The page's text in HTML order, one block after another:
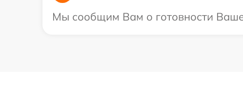
Мы сообщим Вам о готовности